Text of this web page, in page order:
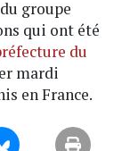
groupe
qui ont été
du
mardi
en France.